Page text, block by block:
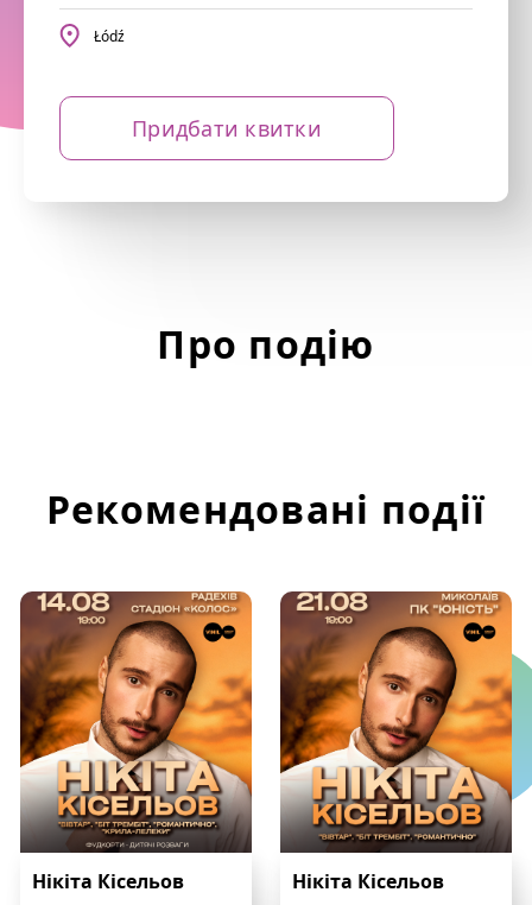
Łódź
Придбати квитки
Про подію
Рекомендовані події
Нікіта Кісельов Нікіта Кісельов